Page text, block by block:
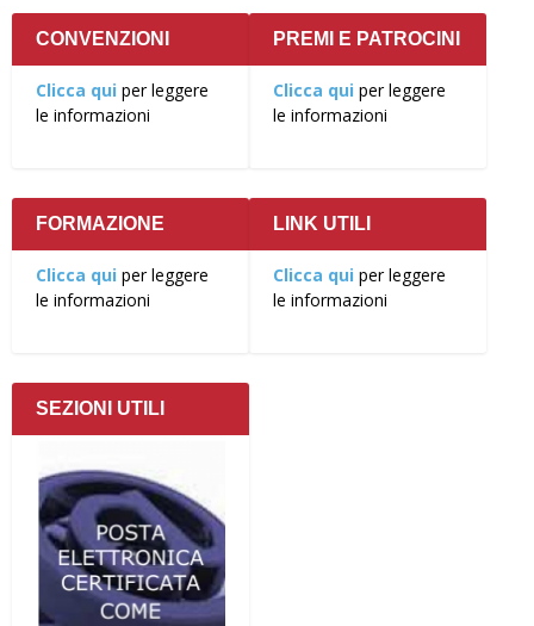
CONVENZIONI
Clicca qui per leggere
le informazioni
PREMI E PATROCINI
Clicca qui per leggere
le informazioni
FORMAZIONE
Clicca qui per leggere
le informazioni
LINK UTILI
Clicca qui per leggere
le informazioni
SEZIONI UTILI